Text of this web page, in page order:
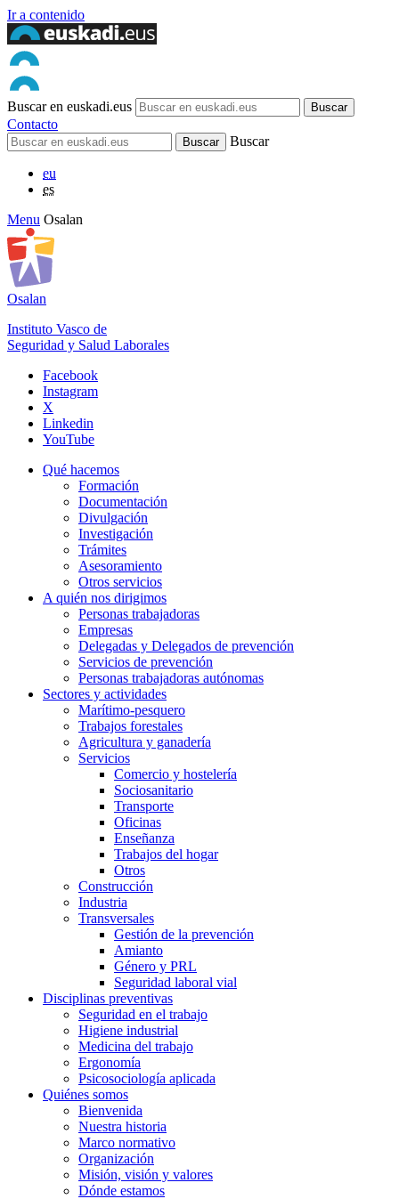
Ir a contenido
Buscar en euskadi.eus
Contacto
Buscar
eu
es
Menu Osalan
Osalan
Instituto Vasco de
Seguridad y Salud Laborales
Facebook
Instagram
X
Linkedin
YouTube
Qué hacemos
Formación
Documentación
Divulgación
Investigación
Trámites
Asesoramiento
Otros servicios
A quién nos dirigimos
Personas trabajadoras
Empresas
Delegadas y Delegados de prevención
Servicios de prevención
Personas trabajadoras autónomas
Sectores y actividades
Marítimo-pesquero
Trabajos forestales
Agricultura y ganadería
Servicios
Comercio y hostelería
Sociosanitario
Transporte
Oficinas
Enseñanza
Trabajos del hogar
Otros
Construcción
Industria
Transversales
Gestión de la prevención
Amianto
Género y PRL
Seguridad laboral vial
Disciplinas preventivas
Seguridad en el trabajo
Higiene industrial
Medicina del trabajo
Ergonomía
Psicosociología aplicada
Quiénes somos
Bienvenida
Nuestra historia
Marco normativo
Organización
Misión, visión y valores
Dónde estamos